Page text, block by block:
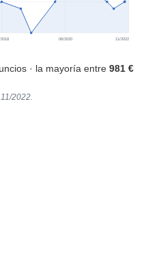
2018 06/2020 11/2022
· la mayoría entre 981 €
2022.